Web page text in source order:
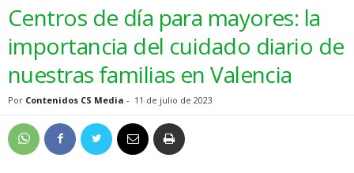
Centros de día para mayores: la
importancia del cuidado diario de
nuestras familias en Valencia
Por Contenidos CS Media - 11 de julio de 2023